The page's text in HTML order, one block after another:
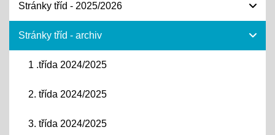
Stránky tříd - 2025/2026
Stránky tříd - archiv
1 .třída 2024/2025
2. třída 2024/2025
3. třída 2024/2025